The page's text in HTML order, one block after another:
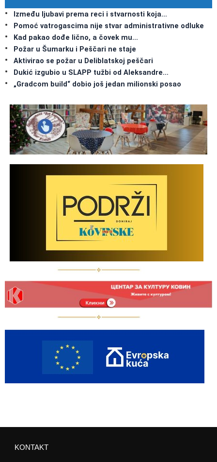
Između ljubavi prema reci i stvarnosti koja…
Pomoć vatrogascima nije stvar administrativne odluke
Kad pakao dođe lično, a čovek mu…
Požar u Šumarku i Peščari ne staje
Aktivirao se požar u Deliblatskoj peščari
Dukić izgubio u SLAPP tužbi od Aleksandre…
„Gradcom build“ dobio još jedan milionski posao
KONTAKT